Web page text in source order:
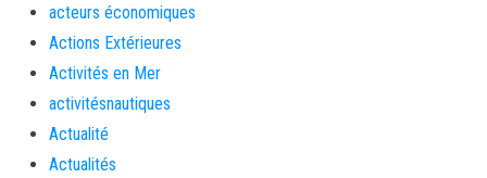
acteurs économiques
Actions Extérieures
Activités en Mer
activitésnautiques
Actualité
Actualités